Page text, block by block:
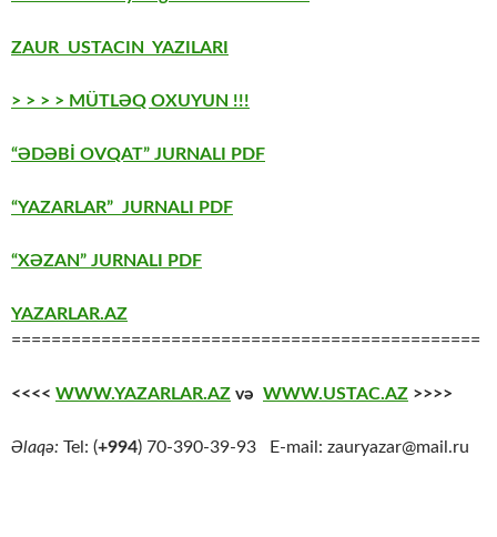
ZAUR USTACIN YAZILARI
> > > > MÜTLƏQ OXUYUN !!!
“ƏDƏBİ OVQAT” JURNALI PDF
“YAZARLAR” JURNALI PDF
“XƏZAN” JURNALI PDF
YAZARLAR.AZ
===============================================
<<<< WWW.YAZARLAR.AZ və WWW.USTAC.AZ >>>>
Əlaqə: Tel: (+994) 70-390-39-93 E-mail: zauryazar@mail.ru